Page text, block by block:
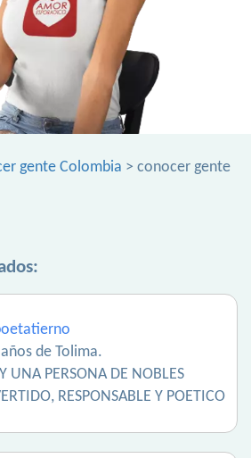
gente Colombia > conocer gente
de Tolima.
UNA PERSONA DE NOBLES
RESPONSABLE Y POETICO